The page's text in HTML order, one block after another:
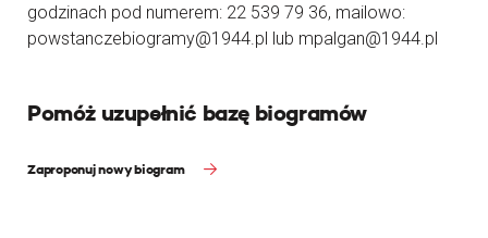
godzinach pod numerem: 22 539 79 36, mailowo:
powstanczebiogramy@1944.pl lub mpalgan@1944.pl
Pomóż uzupełnić bazę biogramów
Zaproponuj nowy biogram